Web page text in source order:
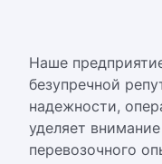
Наше
безупречной
надежности,
уделяет
перевозочного